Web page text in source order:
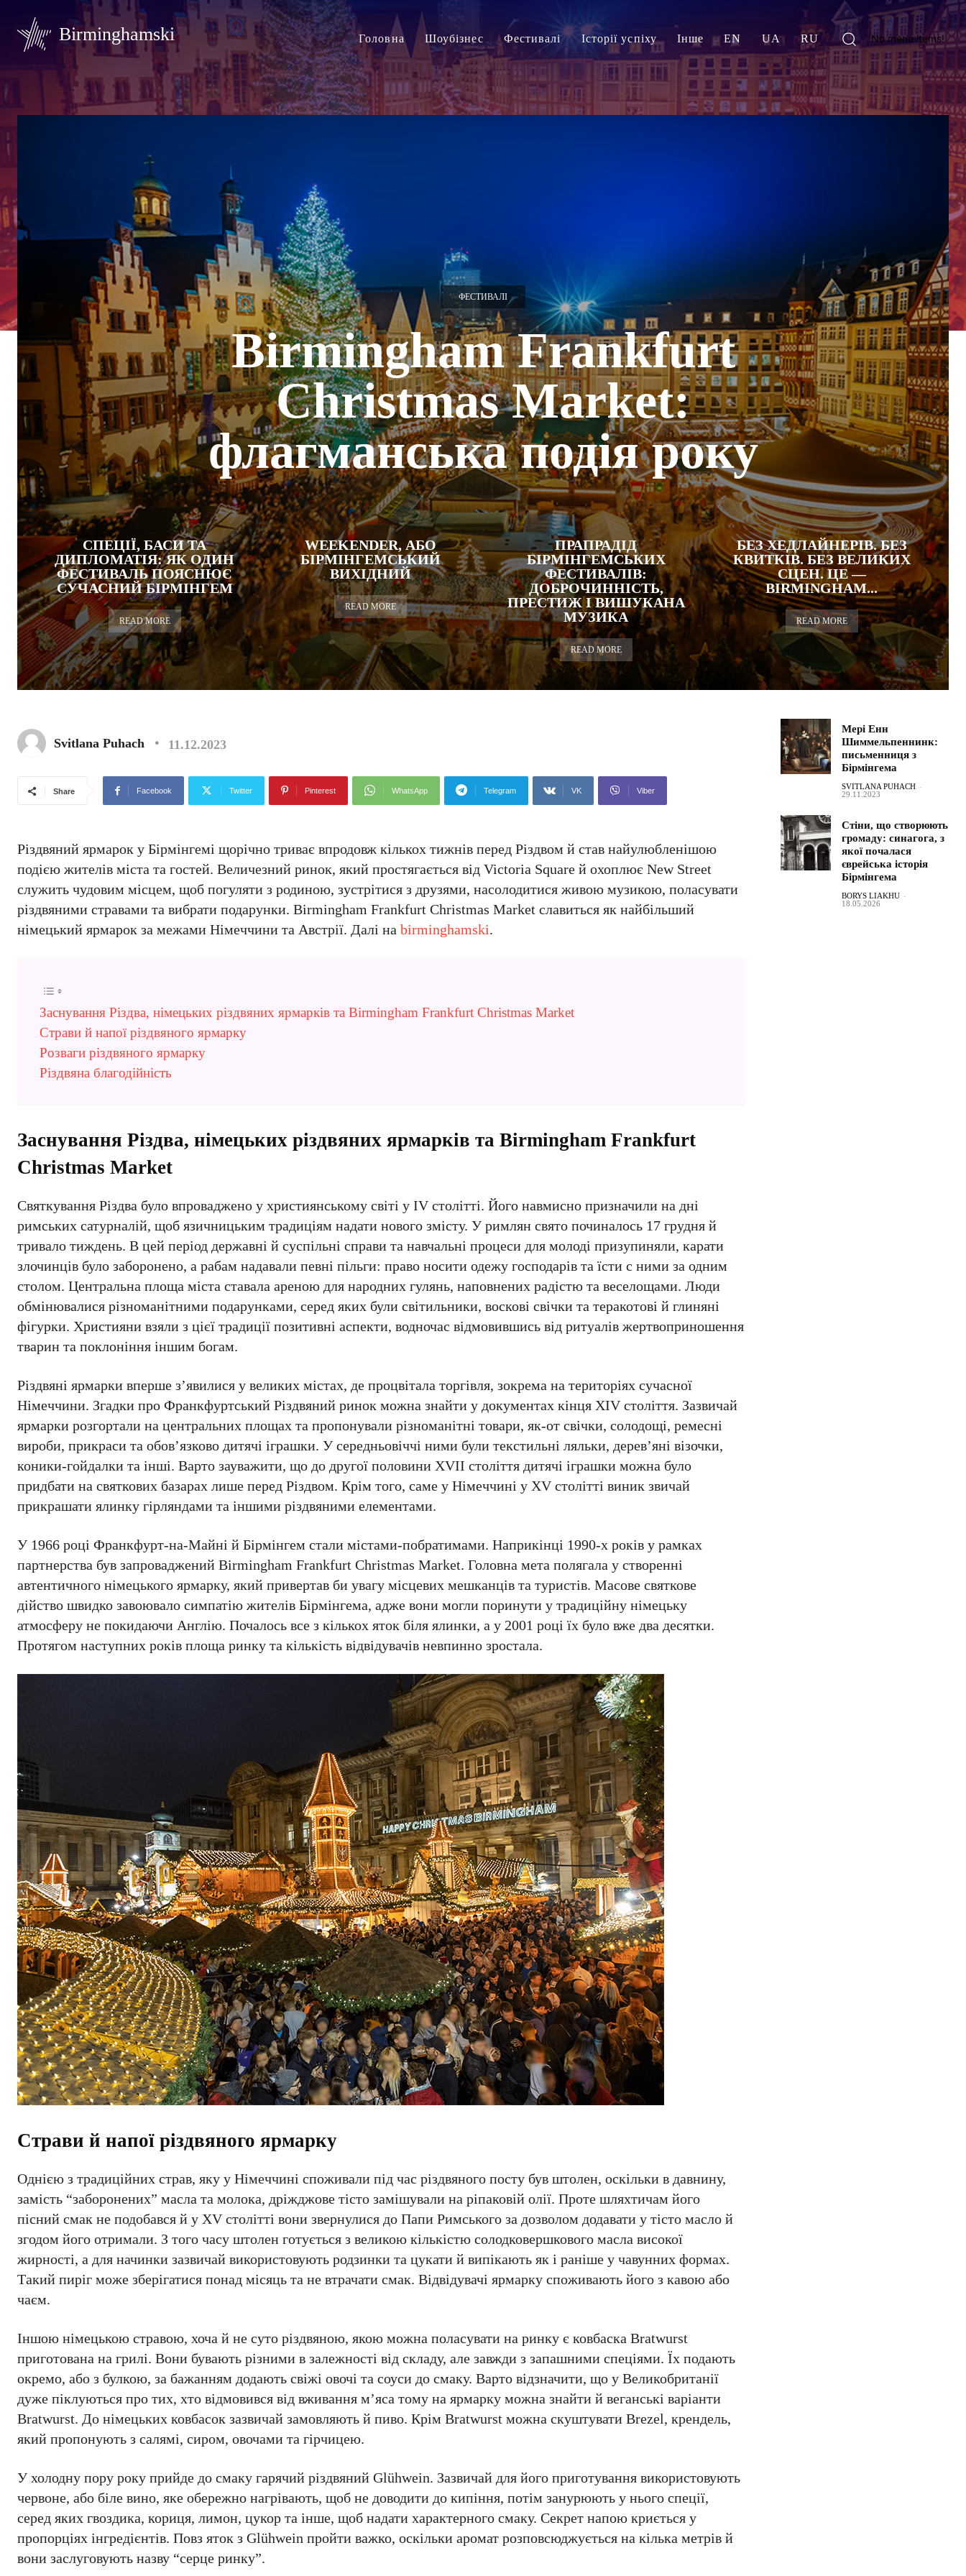
Birminghamski Головна Шоубізнес Фестивалі Історії успіху Інше EN UA RU No menu items!
ФЕСТИВАЛІ
Birmingham Frankfurt
Christmas Market:
флагманська подія року
СПЕЦІЇ, БАСИ ТА
ДИПЛОМАТІЯ: ЯК ОДИН
ФЕСТИВАЛЬ ПОЯСНЮЄ
СУЧАСНИЙ БІРМІНГЕМ
READ MORE
WEEKENDER, АБО
БІРМІНГЕМСЬКИЙ
ВИХІДНИЙ
READ MORE
ПРАПРАДІД
БІРМІНГЕМСЬКИХ
ФЕСТИВАЛІВ:
ДОБРОЧИННІСТЬ,
ПРЕСТИЖ І ВИШУКАНА
МУЗИКА
READ MORE
БЕЗ ХЕДЛАЙНЕРІВ. БЕЗ
КВИТКІВ. БЕЗ ВЕЛИКИХ
СЦЕН. ЦЕ —
BIRMINGHAM...
READ MORE
Svitlana Puhach 11.12.2023
Share Facebook Twitter Pinterest WhatsApp Telegram VK Viber
Різдвяний ярмарок у Бірмінгемі щорічно триває впродовж кількох тижнів перед Різдвом й став найулюбленішою
подією жителів міста та гостей. Величезний ринок, який простягається від Victoria Square й охоплює New Street
служить чудовим місцем, щоб погуляти з родиною, зустрітися з друзями, насолодитися живою музикою, поласувати
різдвяними стравами та вибрати подарунки. Birmingham Frankfurt Christmas Market славиться як найбільший
німецький ярмарок за межами Німеччини та Австрії. Далі на birminghamski.
Заснування Різдва, німецьких різдвяних ярмарків та Birmingham Frankfurt Christmas Market
Страви й напої різдвяного ярмарку
Розваги різдвяного ярмарку
Різдвяна благодійність
Заснування Різдва, німецьких різдвяних ярмарків та Birmingham Frankfurt
Christmas Market
Святкування Різдва було впроваджено у християнському світі у IV столітті. Його навмисно призначили на дні
римських сатурналій, щоб язичницьким традиціям надати нового змісту. У римлян свято починалось 17 грудня й
тривало тиждень. В цей період державні й суспільні справи та навчальні процеси для молоді призупиняли, карати
злочинців було заборонено, а рабам надавали певні пільги: право носити одежу господарів та їсти с ними за одним
столом. Центральна площа міста ставала ареною для народних гулянь, наповнених радістю та веселощами. Люди
обмінювалися різноманітними подарунками, серед яких були світильники, воскові свічки та теракотові й глиняні
фігурки. Християни взяли з цієї традиції позитивні аспекти, водночас відмовившись від ритуалів жертвоприношення
тварин та поклоніння іншим богам.
Різдвяні ярмарки вперше з’явилися у великих містах, де процвітала торгівля, зокрема на територіях сучасної
Німеччини. Згадки про Франкфуртський Різдвяний ринок можна знайти у документах кінця XIV століття. Зазвичай
ярмарки розгортали на центральних площах та пропонували різноманітні товари, як-от свічки, солодощі, ремесні
вироби, прикраси та обов’язково дитячі іграшки. У середньовіччі ними були текстильні ляльки, дерев’яні візочки,
коники-гойдалки та інші. Варто зауважити, що до другої половини XVII століття дитячі іграшки можна було
придбати на святкових базарах лише перед Різдвом. Крім того, саме у Німеччині у XV столітті виник звичай
прикрашати ялинку гірляндами та іншими різдвяними елементами.
У 1966 році Франкфурт-на-Майні й Бірмінгем стали містами-побратимами. Наприкінці 1990-х років у рамках
партнерства був запроваджений Birmingham Frankfurt Christmas Market. Головна мета полягала у створенні
автентичного німецького ярмарку, який привертав би увагу місцевих мешканців та туристів. Масове святкове
дійство швидко завоювало симпатію жителів Бірмінгема, адже вони могли поринути у традиційну німецьку
атмосферу не покидаючи Англію. Почалось все з кількох яток біля ялинки, а у 2001 році їх було вже два десятки.
Протягом наступних років площа ринку та кількість відвідувачів невпинно зростала.
Страви й напої різдвяного ярмарку
Однією з традиційних страв, яку у Німеччині споживали під час різдвяного посту був штолен, оскільки в давнину,
замість “заборонених” масла та молока, дріжджове тісто замішували на ріпаковій олії. Проте шляхтичам його
пісний смак не подобався й у XV столітті вони звернулися до Папи Римського за дозволом додавати у тісто масло й
згодом його отримали. З того часу штолен готується з великою кількістю солодковершкового масла високої
жирності, а для начинки зазвичай використовують родзинки та цукати й випікають як і раніше у чавунних формах.
Такий пиріг може зберігатися понад місяць та не втрачати смак. Відвідувачі ярмарку споживають його з кавою або
чаєм.
Іншою німецькою стравою, хоча й не суто різдвяною, якою можна поласувати на ринку є ковбаска Bratwurst
приготована на грилі. Вони бувають різними в залежності від складу, але завжди з запашними спеціями. Їх подають
окремо, або з булкою, за бажанням додають свіжі овочі та соуси до смаку. Варто відзначити, що у Великобританії
дуже піклуються про тих, хто відмовився від вживання м’яса тому на ярмарку можна знайти й веганські варіанти
Bratwurst. До німецьких ковбасок зазвичай замовляють й пиво. Крім Bratwurst можна скуштувати Brezel, крендель,
який пропонують з салямі, сиром, овочами та гірчицею.
У холодну пору року прийде до смаку гарячий різдвяний Glühwein. Зазвичай для його приготування використовують
червоне, або біле вино, яке обережно нагрівають, щоб не доводити до кипіння, потім занурюють у нього спеції,
серед яких гвоздика, кориця, лимон, цукор та інше, щоб надати характерного смаку. Секрет напою криється у
пропорціях інгредієнтів. Повз яток з Glühwein пройти важко, оскільки аромат розповсюджується на кілька метрів й
вони заслуговують назву “серце ринку”.
Мері Енн
Шиммельпеннинк:
письменниця з
Бірмінгема
SVITLANA PUHACH -
29.11.2023
Стіни, що створюють
громаду: синагога, з
якої почалася
єврейська історія
Бірмінгема
BORYS LIAKHU -
18.05.2026